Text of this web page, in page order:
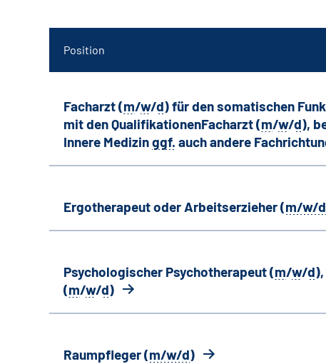
Position
Facharzt (m/w/d) für den somatischen
mit den QualifikationenFacharzt (m/w/d),
Innere Medizinggf. auch andere
Ergotherapeut oder Arbeitserzieher (m/w/d
Psychologischer Psychotherapeut (m/w/d),
(m/w/d)
Raumpfleger (m/w/d)